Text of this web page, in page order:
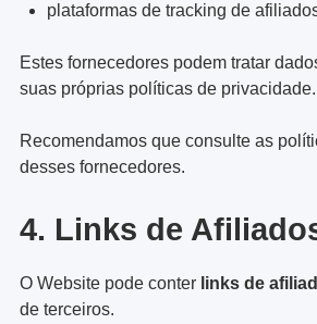
plataformas de tracking de
Estes fornecedores podem tratar
suas próprias políticas de privacidade.
Recomendamos que consulte as
desses fornecedores.
4. Links de
O Website pode conter links de
de terceiros.